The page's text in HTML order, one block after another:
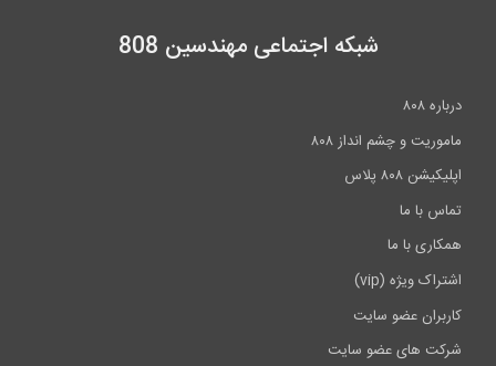
شبکه اجتماعی مهندسین 808
درباره ۸۰۸
ماموریت و چشم انداز ۸۰۸
اپلیکیشن ۸۰۸ پلاس
تماس با ما
همکاری با ما
اشتراک ویژه (vip)
کاربران عضو سایت
شرکت های عضو سایت